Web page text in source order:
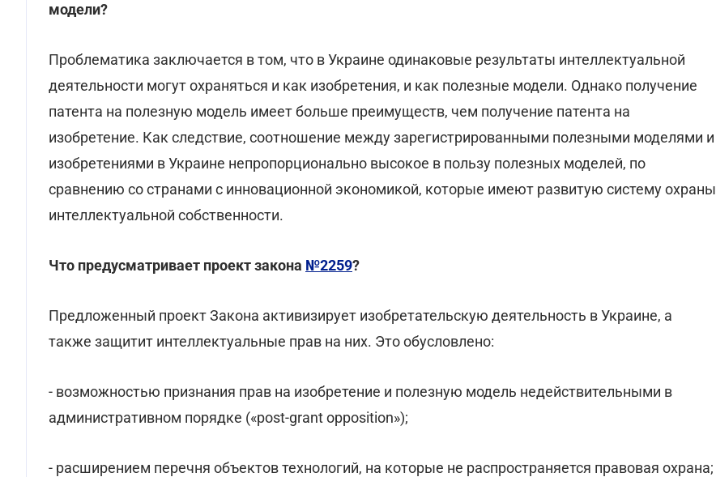
модели?
Проблематика заключается в том, что в Украине одинаковые результаты интеллектуальной
деятельности могут охраняться и как изобретения, и как полезные модели. Однако получение
патента на полезную модель имеет больше преимуществ, чем получение патента на
изобретение. Как следствие, соотношение между зарегистрированными полезными моделями и
изобретениями в Украине непропорционально высокое в пользу полезных моделей, по
сравнению со странами с инновационной экономикой, которые имеют развитую систему охраны
интеллектуальной собственности.
Что предусматривает проект закона №2259?
Предложенный проект Закона активизирует изобретательскую деятельность в Украине, а
также защитит интеллектуальные прав на них. Это обусловлено:
- возможностью признания прав на изобретение и полезную модель недействительными в
административном порядке («post-grant opposition»);
- расширением перечня объектов технологий, на которые не распространяется правовая охрана;